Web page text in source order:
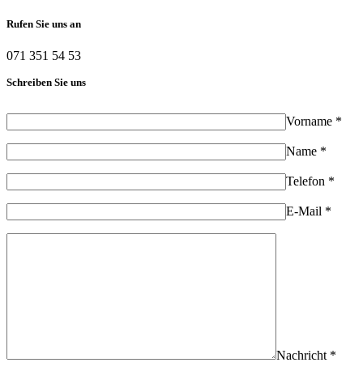
Rufen Sie uns an
071 351 54 53
Schreiben Sie uns
Vorname *
Name *
Telefon *
E-Mail *
Nachricht *